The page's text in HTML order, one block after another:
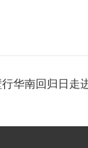
华南回归日走